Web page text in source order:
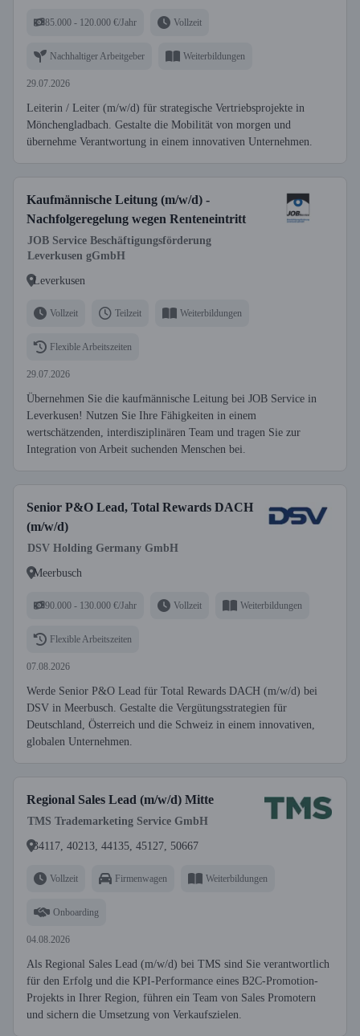
85.000 - 120.000 €/Jahr Vollzeit
Nachhaltiger Arbeitgeber Weiterbildungen
29.07.2026
Leiterin / Leiter (m/w/d) für strategische Vertriebsprojekte in
Mönchengladbach. Gestalte die Mobilität von morgen und
übernehme Verantwortung in einem innovativen Unternehmen.
Kaufmännische Leitung (m/w/d) -
Nachfolgeregelung wegen Renteneintritt
JOB Service Beschäftigungsförderung
Leverkusen gGmbH
Leverkusen
Vollzeit Teilzeit Weiterbildungen
Flexible Arbeitszeiten
29.07.2026
Übernehmen Sie die kaufmännische Leitung bei JOB Service in
Leverkusen! Nutzen Sie Ihre Fähigkeiten in einem
wertschätzenden, interdisziplinären Team und tragen Sie zur
Integration von Arbeit suchenden Menschen bei.
Senior P&O Lead, Total Rewards DACH
(m/w/d)
DSV Holding Germany GmbH
Meerbusch
90.000 - 130.000 €/Jahr Vollzeit Weiterbildungen
Flexible Arbeitszeiten
07.08.2026
Werde Senior P&O Lead für Total Rewards DACH (m/w/d) bei
DSV in Meerbusch. Gestalte die Vergütungsstrategien für
Deutschland, Österreich und die Schweiz in einem innovativen,
globalen Unternehmen.
Regional Sales Lead (m/w/d) Mitte
TMS Trademarketing Service GmbH
34117, 40213, 44135, 45127, 50667
Vollzeit Firmenwagen Weiterbildungen
Onboarding
04.08.2026
Als Regional Sales Lead (m/w/d) bei TMS sind Sie verantwortlich
für den Erfolg und die KPI-Performance eines B2C-Promotion-
Projekts in Ihrer Region, führen ein Team von Sales Promotern
und sichern die Umsetzung von Verkaufszielen.